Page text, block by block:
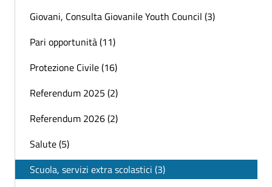
Giovani, Consulta Giovanile Youth Council (3)
Pari opportunità (11)
Protezione Civile (16)
Referendum 2025 (2)
Referendum 2026 (2)
Salute (5)
Scuola, servizi extra scolastici (3)